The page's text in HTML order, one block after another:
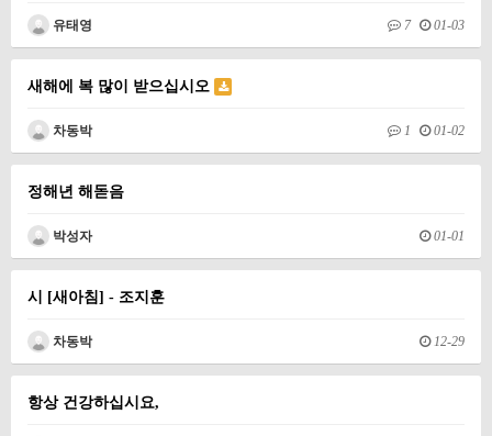
유태영 7 01-03
새해에 복 많이 받으십시오
차동박 1 01-02
정해년 해돋음
박성자 01-01
시 [새아침] - 조지훈
차동박 12-29
항상 건강하십시요,